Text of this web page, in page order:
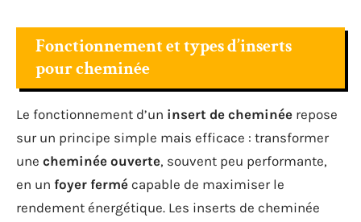
Fonctionnement et types d’inserts
pour cheminée
Le fonctionnement d’un insert de cheminée repose
sur un principe simple mais efficace : transformer
une cheminée ouverte, souvent peu performante,
en un foyer fermé capable de maximiser le
rendement énergétique. Les inserts de cheminée